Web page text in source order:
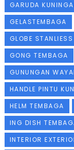
GARUDA
GELASTEMBAGA
GLOBE STANLIESS
GONG TEMBAGA
GUNUNGAN
HANDLE PINTU
HELM TEMBAGA
ING DISH
INTERIOR